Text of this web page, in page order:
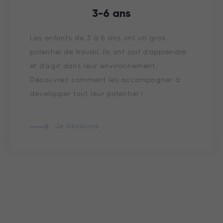
3-6 ans
Les enfants de 3 à 6 ans ont un gros
potentiel de travail. Ils ont soif d’apprendre
et d’agir dans leur environnement.
Découvrez comment les accompagner à
développer tout leur potentiel !